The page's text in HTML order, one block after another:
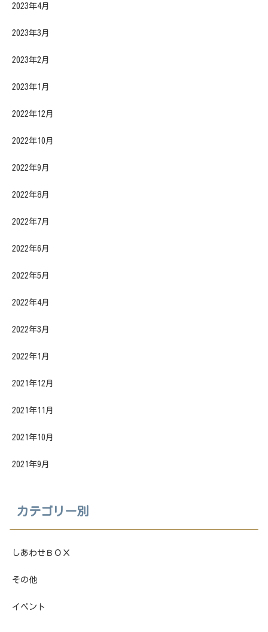
2023年4月
2023年3月
2023年2月
2023年1月
2022年12月
2022年10月
2022年9月
2022年8月
2022年7月
2022年6月
2022年5月
2022年4月
2022年3月
2022年1月
2021年12月
2021年11月
2021年10月
2021年9月
カテゴリー別
しあわせＢＯＸ
その他
イベント